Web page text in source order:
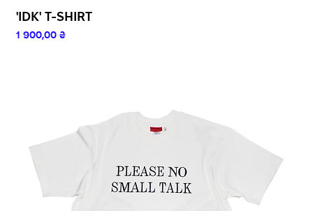
'IDK' T-SHIRT
Ціна
1 900,00 ₴